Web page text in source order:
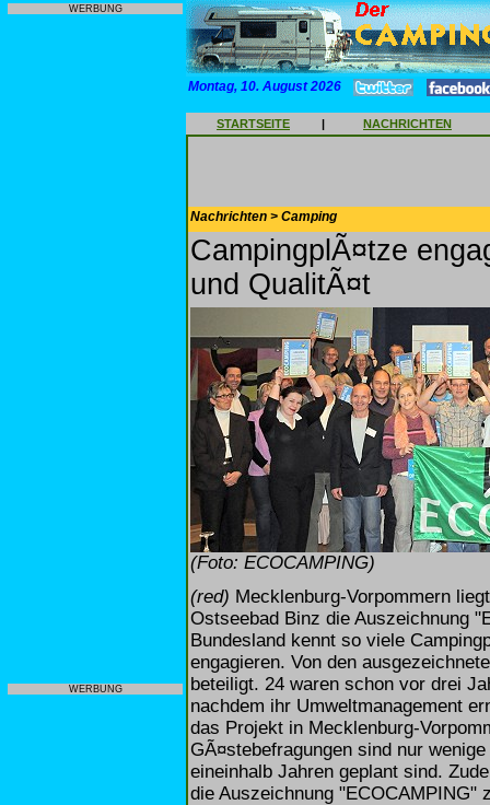
WERBUNG
WERBUNG
Montag, 10. August 2026
STARTSEITE | NACHRICHTEN
Nachrichten > Camping
CampingplÃ¤tze
und QualitÃ¤t
(Foto: ECOCAMPING)
(red) Mecklenburg-Vorpommern
Ostseebad Binz die Auszeichnung
Bundesland kennt so viele
engagieren. Von den
beteiligt. 24 waren schon vor drei
nachdem ihr Umweltmanagement
das Projekt in Mecklenburg-
GÃ¤stebefragungen sind nur
eineinhalb Jahren geplant sind.
die Auszeichnung "ECOCAMPING"